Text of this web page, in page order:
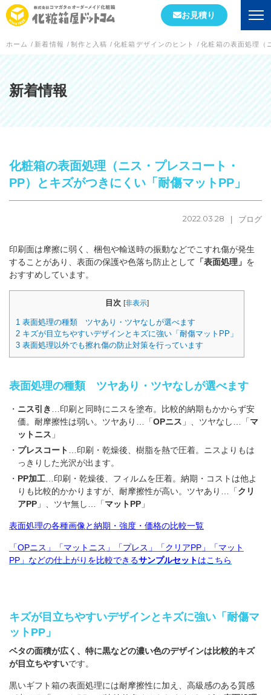
会社情報
初めての方へ
会社概要
工場案内
スタッフブログ
箱の形状
「印刷あり」お見積り
その他のお問合せ
よくあるご質問
お見積り
ホーム / 新着情報 / 制作と入稿 / 化粧箱デザインのヒント / 化粧箱の表面処理（
新着情報
化粧箱の表面処理（ニス・プレスコート・
PP）とキズがつきにくい「耐傷マットPP」
2022.03.28 ブログ
印刷面は摩擦に弱く、梱包や輸送時の振動などでこすれ傷が発生
することがあり、表面の保護や色落ち防止として 「表面処理」 を
おすすめしています。
目次 [非表示]
1 表面処理の種類 ツヤあり・ツヤなしが選べます
2 キズが目立ちやすいデザインとキズに強い「耐傷マットPP」
3 表面処理以外でも擦れ傷の防止対策を行っています
表面処理の種類 ツヤあり・ツヤなしが選べます
ニス引き
…印刷と同時にニスを塗布。比較的納期もかからず安
価。耐摩擦性は弱い。ツヤあり…「OPニス 」、ツヤなし…「マ
ットニス 」
プレスコート
…印刷・乾燥後、樹脂を熱で圧着。ニスよりもは
っきりした光沢が出ます。
PP加工 …印刷・乾燥後、フィルムを圧着。納期・コストは他よ
りも比較的かかりますが、耐摩擦性が高い。ツヤあり…「クリ
アPP 」、ツヤ無し…「マットPP 」
表面処理の各種画像と納期・強度・価格の比較一覧
「OPニス」「マットニス」「プレス」「クリアPP」「マット
PP」などの仕上がりを比較できるサンプルセットはこちら
キズが目立ちやすいデザインとキズに強い「耐傷マ
ットPP」
ベタの面積が広く、特に黒などの濃い色のデザインは比較的キズ
が目立ちやすいです。
黒いギフト箱の表面処理には耐摩擦性に加え、高級感のある質感